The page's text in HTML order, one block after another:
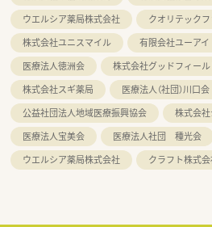
ウエルシア薬局株式会社
クオリテック
株式会社ユニスマイル
有限会社ユーアイ
医療法人徳洲会
株式会社グッドフィール
株式会社スギ薬局
医療法人（社団）川口会
公益社団法人地域医療振興協会
株式会
医療法人宝美会
医療法人社団 種光会
ウエルシア薬局株式会社
クラフト株式